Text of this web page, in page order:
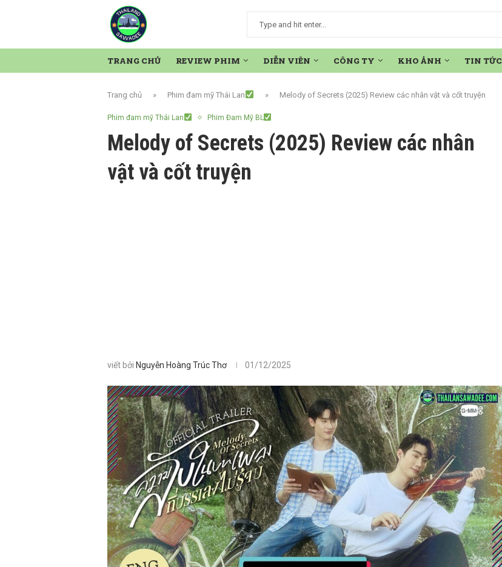
TRANG CHỦ REVIEW PHIM DIỄN VIÊN CÔNG TY KHO ẢNH TIN TỨC
Trang chủ » Phim đam mỹ Thái Lan » Melody of Secrets (2025) Review các nhân vật và cốt truyện
Phim đam mỹ Thái Lan Phim Đam Mỹ BL
Melody of Secrets (2025) Review các nhân
vật và cốt truyện
viết bởi Nguyễn Hoàng Trúc Thơ 01/12/2025